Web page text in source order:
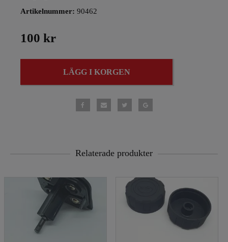
Artikelnummer: 90462
100 kr
LÄGG I KORGEN
Relaterade produkter